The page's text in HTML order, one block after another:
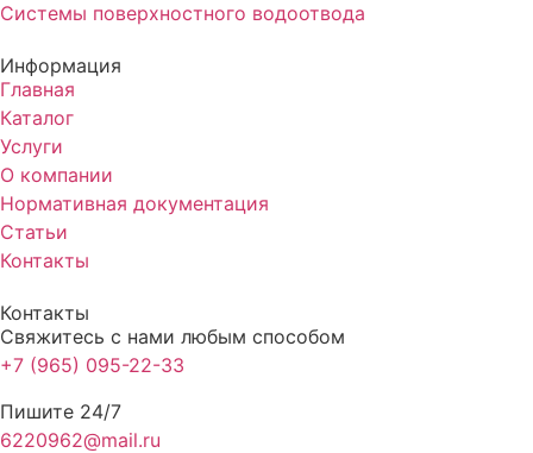
Системы поверхностного водоотвода
Информация
Главная
Каталог
Услуги
О компании
Нормативная документация
Статьи
Контакты
Контакты
Свяжитесь с нами любым способом
+7 (965) 095-22-33
Пишите 24/7
6220962@mail.ru